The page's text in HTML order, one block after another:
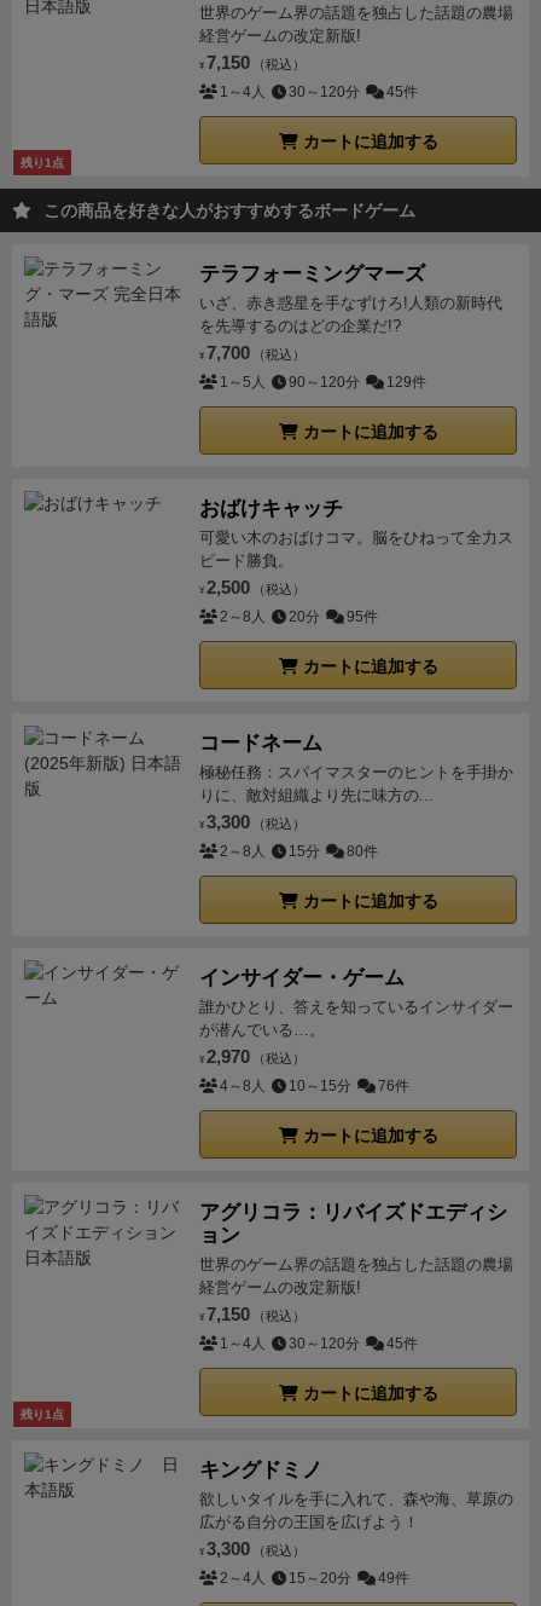
残り1点
世界のゲーム界の話題を独占した話題の農場
経営ゲームの改定新版!
¥ 7,150 （税込）
1～4人 30～120分 45件
カートに追加する
この商品を好きな人がおすすめするボードゲーム
テラフォーミングマーズ
いざ、赤き惑星を手なずけろ!人類の新時代
を先導するのはどの企業だ!?
¥ 7,700 （税込）
1～5人 90～120分 129件
カートに追加する
おばけキャッチ
可愛い木のおばけコマ。脳をひねって全力ス
ピード勝負。
¥ 2,500 （税込）
2～8人 20分 95件
カートに追加する
コードネーム
極秘任務：スパイマスターのヒントを手掛か
りに、敵対組織より先に味方の...
¥ 3,300 （税込）
2～8人 15分 80件
カートに追加する
インサイダー・ゲーム
誰かひとり、答えを知っているインサイダー
が潜んでいる…。
¥ 2,970 （税込）
4～8人 10～15分 76件
カートに追加する
残り1点
アグリコラ：リバイズドエディシ
ョン
世界のゲーム界の話題を独占した話題の農場
経営ゲームの改定新版!
¥ 7,150 （税込）
1～4人 30～120分 45件
カートに追加する
キングドミノ
欲しいタイルを手に入れて、森や海、草原の
広がる自分の王国を広げよう！
¥ 3,300 （税込）
2～4人 15～20分 49件